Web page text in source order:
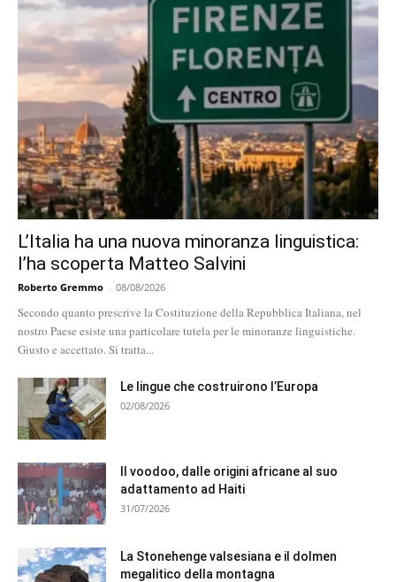
L’Italia ha una nuova minoranza linguistica:
l’ha scoperta Matteo Salvini
Roberto Gremmo - 08/08/2026
Secondo quanto prescrive la Costituzione della Repubblica Italiana, nel
nostro Paese esiste una particolare tutela per le minoranze linguistiche.
Giusto e accettato. Si tratta...
Le lingue che costruirono l’Europa
02/08/2026
Il voodoo, dalle origini africane al suo
adattamento ad Haiti
31/07/2026
La Stonehenge valsesiana e il dolmen
megalitico della montagna